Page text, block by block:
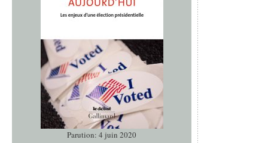
Parution: 4 juin 2020